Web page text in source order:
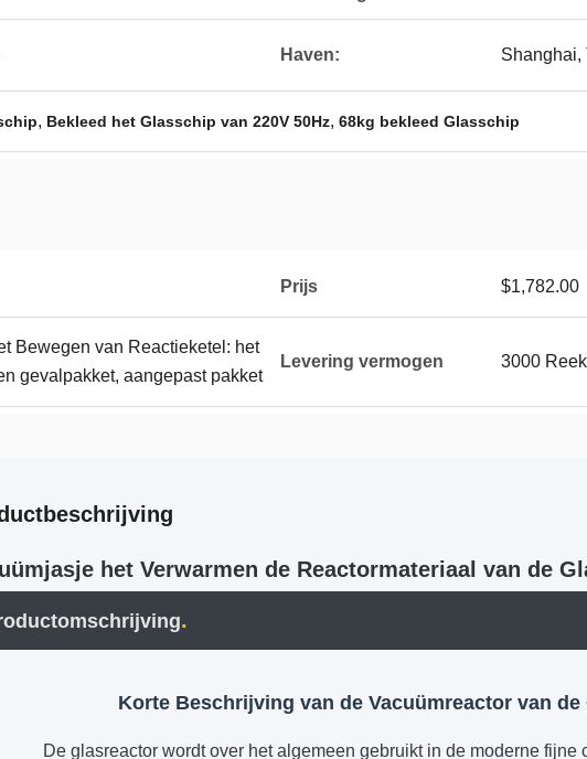
Haven: Shanghai,
, Bekleed het Glasschip van 220V 50Hz, 68kg bekleed Glasschip
Prijs $1,782.00
Bewegen van Reactieketel: het
gevalpakket, aangepast pakket
Levering vermogen 3000
het Verwarmen de Reactormateriaal van de
.
Korte Beschrijving van de Vacuümreactor van de
De glasreactor wordt over het algemeen gebruikt in de moderne fijne